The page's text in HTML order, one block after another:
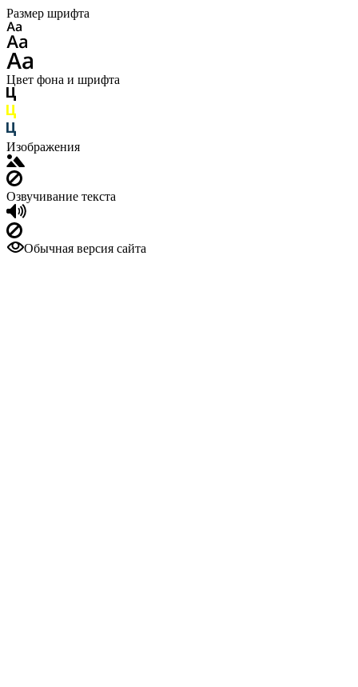
Размер шрифта
Цвет фона и шрифта
Изображения
Озвучивание текста
Обычная версия сайта